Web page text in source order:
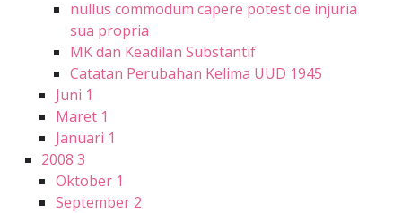
nullus commodum capere potest de injuria
sua propria
MK dan Keadilan Substantif
Catatan Perubahan Kelima UUD 1945
Juni 1
Maret 1
Januari 1
2008 3
Oktober 1
September 2